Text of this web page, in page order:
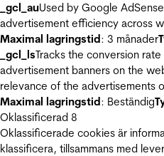
_gcl_auUsed by Google
advertisement efficiency across
Maximal lagringstid: 3 månader
_gcl_lsTracks the conversion
advertisement banners on the
relevance of the advertisements
Maximal lagringstid: Beständig
Oklassificerad 8
Oklassificerade cookies är
klassificera, tillsammans med